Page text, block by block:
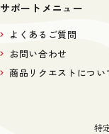
サポートメニュー
よくあるご質問
お問い合わせ
商品リクエストについ
特